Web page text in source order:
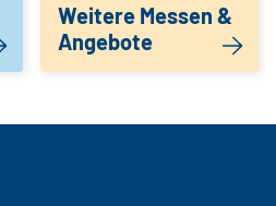
Weitere Messen &
Angebote